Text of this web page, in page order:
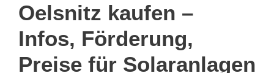
Oelsnitz kaufen –
Infos, Förderung,
Preise für Solaranlagen